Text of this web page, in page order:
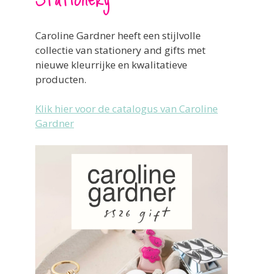
Caroline Gardner heeft een stijlvolle
collectie van stationery and gifts met
nieuwe kleurrijke en kwalitatieve
producten.
Klik hier voor de catalogus van Caroline
Gardner